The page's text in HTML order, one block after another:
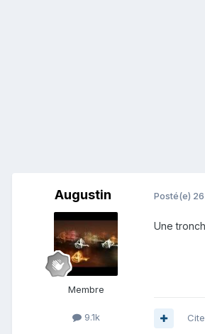
Augustin
Membre
9.1k
Posté(e)
Une